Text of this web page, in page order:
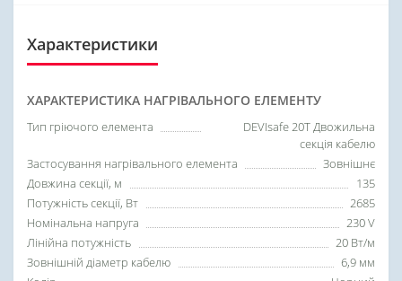
Характеристики
ХАРАКТЕРИСТИКА НАГРІВАЛЬНОГО ЕЛЕМЕНТУ
Тип гріючого елемента
DEVIsafe 20T Двожильна
секція кабелю
Застосування нагрівального елемента
Зовнішнє
Довжина секції, м
135
Потужність секції, Вт
2685
Номінальна напруга
230 V
Лінійна потужність
20 Вт/м
Зовнішній діаметр кабелю
6,9 мм